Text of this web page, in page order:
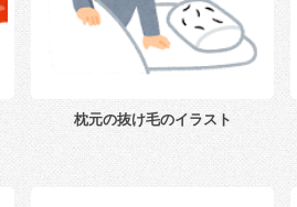
枕元の抜け毛のイラスト